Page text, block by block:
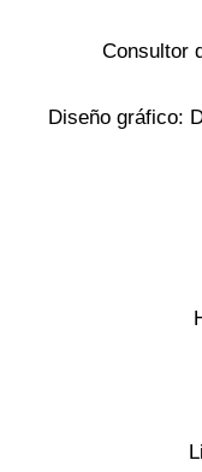
Consultor
Diseño gráfico: